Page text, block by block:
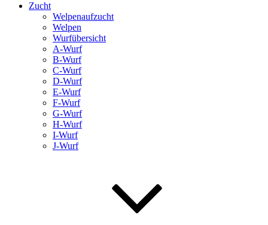
Zucht
Welpenaufzucht
Welpen
Wurfübersicht
A-Wurf
B-Wurf
C-Wurf
D-Wurf
E-Wurf
F-Wurf
G-Wurf
H-Wurf
I-Wurf
J-Wurf